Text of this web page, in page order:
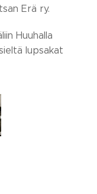
Erä ry.
Huuhalla
lupsakat